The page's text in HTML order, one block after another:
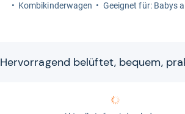
Kom­bi­kin­der­wa­gen
Geeig­net für: Babys
Her­vor­ra­gend belüf­tet, bequem,